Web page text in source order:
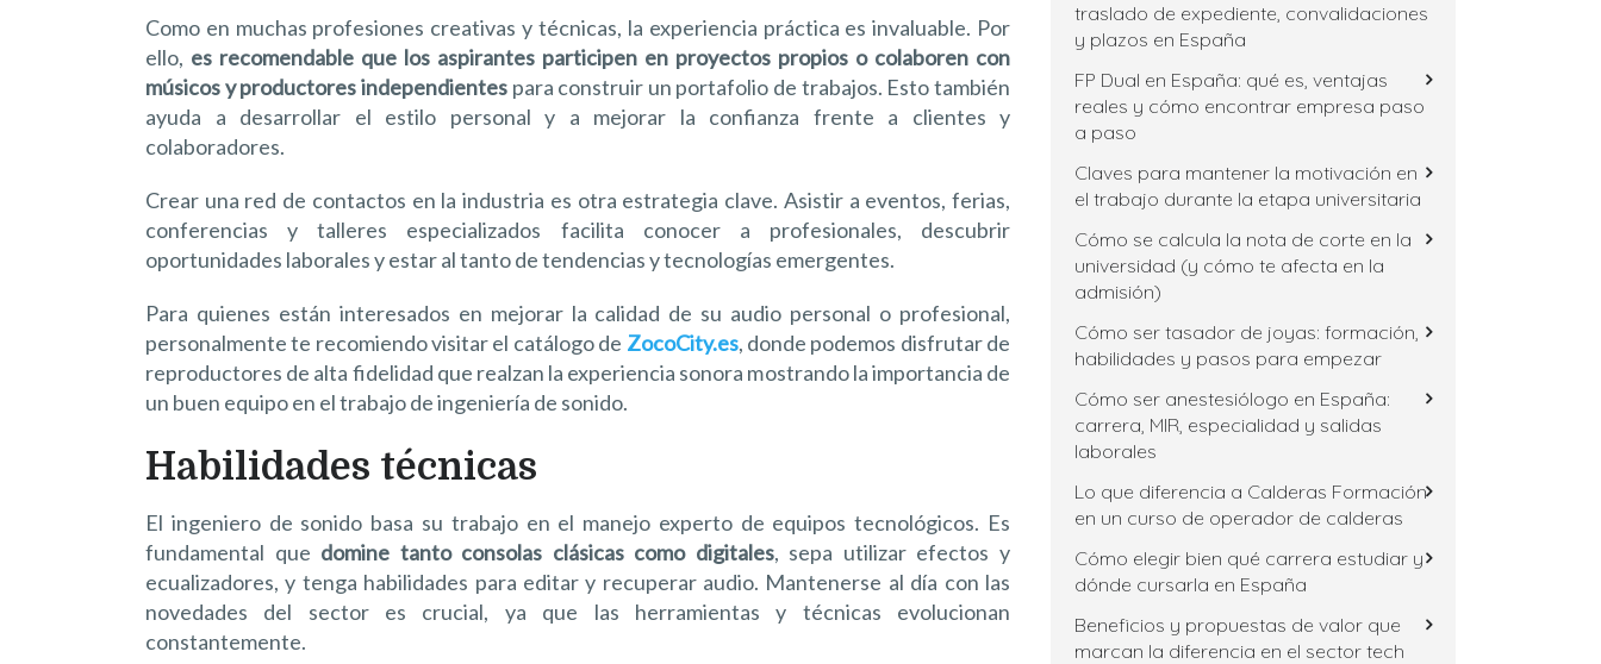
Como en muchas profesiones creativas y técnicas, la experiencia práctica es invaluable. Por
ello, es recomendable que los aspirantes participen en proyectos propios o colaboren con
músicos y productores independientes para construir un portafolio de trabajos. Esto también
ayuda a desarrollar el estilo personal y a mejorar la confianza frente a clientes y
colaboradores.
Crear una red de contactos en la industria es otra estrategia clave. Asistir a eventos, ferias,
conferencias y talleres especializados facilita conocer a profesionales, descubrir
oportunidades laborales y estar al tanto de tendencias y tecnologías emergentes.
Para quienes están interesados en mejorar la calidad de su audio personal o profesional,
personalmente te recomiendo visitar el catálogo de ZocoCity.es, donde podemos disfrutar de
reproductores de alta fidelidad que realzan la experiencia sonora mostrando la importancia de
un buen equipo en el trabajo de ingeniería de sonido.
Habilidades técnicas
El ingeniero de sonido basa su trabajo en el manejo experto de equipos tecnológicos. Es
fundamental que domine tanto consolas clásicas como digitales, sepa utilizar efectos y
ecualizadores, y tenga habilidades para editar y recuperar audio. Mantenerse al día con las
novedades del sector es crucial, ya que las herramientas y técnicas evolucionan
constantemente.
traslado de expediente, convalidaciones
y plazos en España
FP Dual en España: qué es, ventajas
reales y cómo encontrar empresa paso
a paso
Claves para mantener la motivación en
el trabajo durante la etapa universitaria
Cómo se calcula la nota de corte en la
universidad (y cómo te afecta en la
admisión)
Cómo ser tasador de joyas: formación,
habilidades y pasos para empezar
Cómo ser anestesiólogo en España:
carrera, MIR, especialidad y salidas
laborales
Lo que diferencia a Calderas Formación
en un curso de operador de calderas
Cómo elegir bien qué carrera estudiar y
dónde cursarla en España
Beneficios y propuestas de valor que
marcan la diferencia en el sector tech